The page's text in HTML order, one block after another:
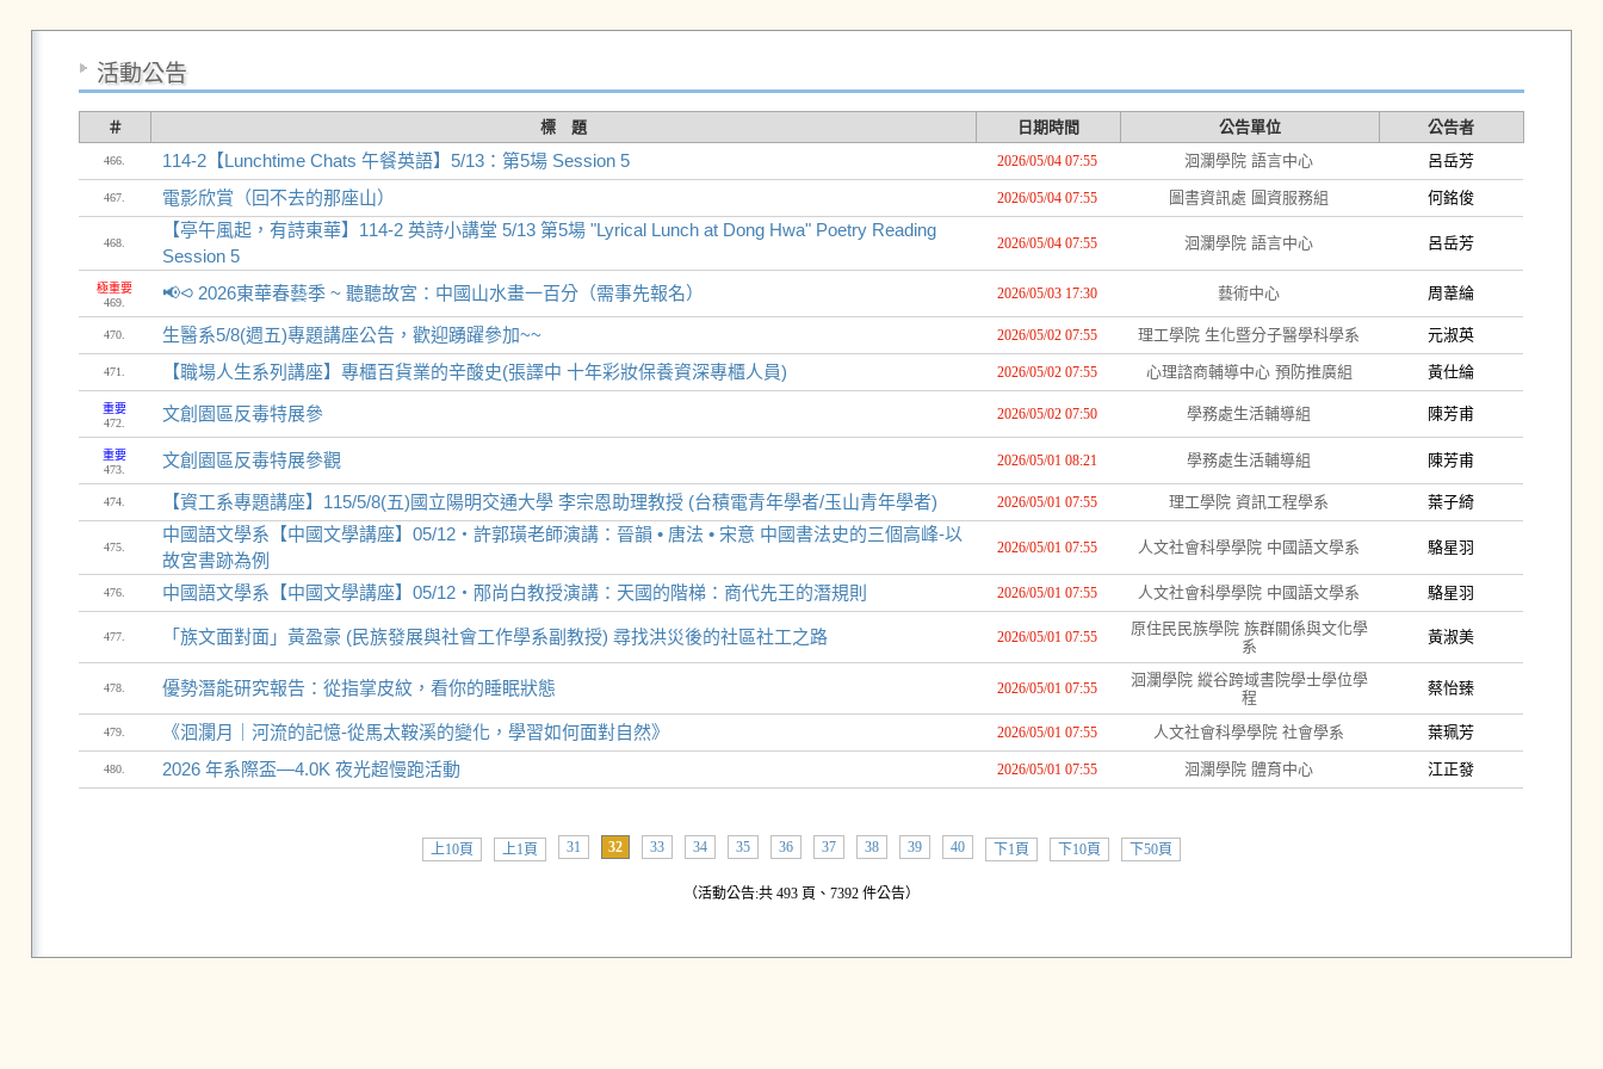
活動公告
＃ 標 題 日期時間 公告單位 公告者
466. 114-2【Lunchtime Chats 午餐英語】5/13：第5場 Session 5 2026/05/04 07:55 洄瀾學院 語言中心 呂岳芳
467. 電影欣賞（回不去的那座山） 2026/05/04 07:55 圖書資訊處 圖資服務組 何銘俊
468.
【亭午風起，有詩東華】114-2 英詩小講堂 5/13 第5場 "Lyrical Lunch at Dong Hwa" Poetry Reading
Session 5
2026/05/04 07:55 洄瀾學院 語言中心 呂岳芳
極重要
469.
📢⪦ 2026東華春藝季 ~ 聽聽故宮：中國山水畫一百分（需事先報名） 2026/05/03 17:30 藝術中心 周葦綸
470. 生醫系5/8(週五)專題講座公告，歡迎踴躍參加~~ 2026/05/02 07:55 理工學院 生化暨分子醫學科學系 元淑英
471. 【職場人生系列講座】專櫃百貨業的辛酸史(張譯中 十年彩妝保養資深專櫃人員) 2026/05/02 07:55 心理諮商輔導中心 預防推廣組 黃仕綸
重要
472.
文創園區反毒特展參 2026/05/02 07:50 學務處生活輔導組 陳芳甫
重要
473.
文創園區反毒特展參觀 2026/05/01 08:21 學務處生活輔導組 陳芳甫
474. 【資工系專題講座】115/5/8(五)國立陽明交通大學 李宗恩助理教授 (台積電青年學者/玉山青年學者) 2026/05/01 07:55 理工學院 資訊工程學系 葉子綺
475.
中國語文學系【中國文學講座】05/12‧許郭璜老師演講：晉韻 • 唐法 • 宋意 中國書法史的三個高峰-以
故宮書跡為例
2026/05/01 07:55 人文社會科學學院 中國語文學系 駱星羽
476. 中國語文學系【中國文學講座】05/12‧邴尚白教授演講：天國的階梯：商代先王的潛規則 2026/05/01 07:55 人文社會科學學院 中國語文學系 駱星羽
477. 「族文面對面」黃盈豪 (民族發展與社會工作學系副教授) 尋找洪災後的社區社工之路 2026/05/01 07:55
原住民民族學院 族群關係與文化學
系
黃淑美
478. 優勢潛能研究報告：從指掌皮紋，看你的睡眠狀態 2026/05/01 07:55
洄瀾學院 縱谷跨域書院學士學位學
程
蔡怡臻
479. 《洄瀾月｜河流的記憶-從馬太鞍溪的變化，學習如何面對自然》 2026/05/01 07:55 人文社會科學學院 社會學系 葉珮芳
480. 2026 年系際盃—4.0K 夜光超慢跑活動 2026/05/01 07:55 洄瀾學院 體育中心 江正發
上10頁 上1頁 31 32 33 34 35 36 37 38 39 40 下1頁 下10頁 下50頁
（活動公告:共 493 頁、7392 件公告）